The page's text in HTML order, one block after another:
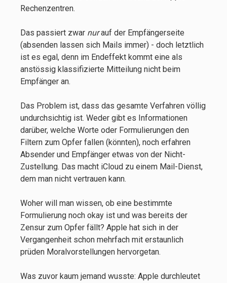
Rechenzentren.
Das passiert zwar nurauf der Empfängerseite
(absenden lassen sich Mails immer) - doch letztlich
ist es egal, denn im Endeffekt kommt eine als
anstössig klassifizierte Mitteilung nicht beim
Empfänger an.
Das Problem ist, dass das gesamte Verfahren völlig
undurchsichtig ist. Weder gibt es Informationen
darüber, welche Worte oder Formulierungen den
Filtern zum Opfer fallen (könnten), noch erfahren
Absender und Empfänger etwas von der Nicht-
Zustellung. Das macht iCloud zu einem Mail-Dienst,
dem man nicht vertrauen kann.
Woher will man wissen, ob eine bestimmte
Formulierung noch okay ist und was bereits der
Zensur zum Opfer fällt? Apple hat sich in der
Vergangenheit schon mehrfach mit erstaunlich
prüden Moralvorstellungen hervorgetan.
Was zuvor kaum jemand wusste: Apple durchleutet